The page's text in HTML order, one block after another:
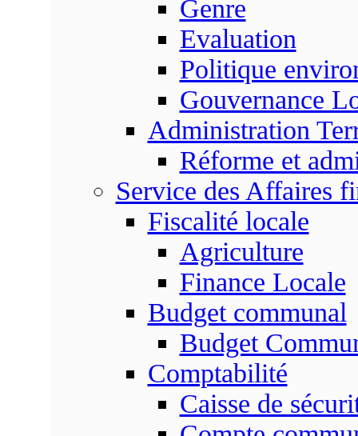
Genre
Evaluation
Politique
Gouvernance
Administration
Réforme et
Service des Affaires
Fiscalité locale
Agriculture
Finance Locale
Budget communal
Budget
Comptabilité
Caisse de